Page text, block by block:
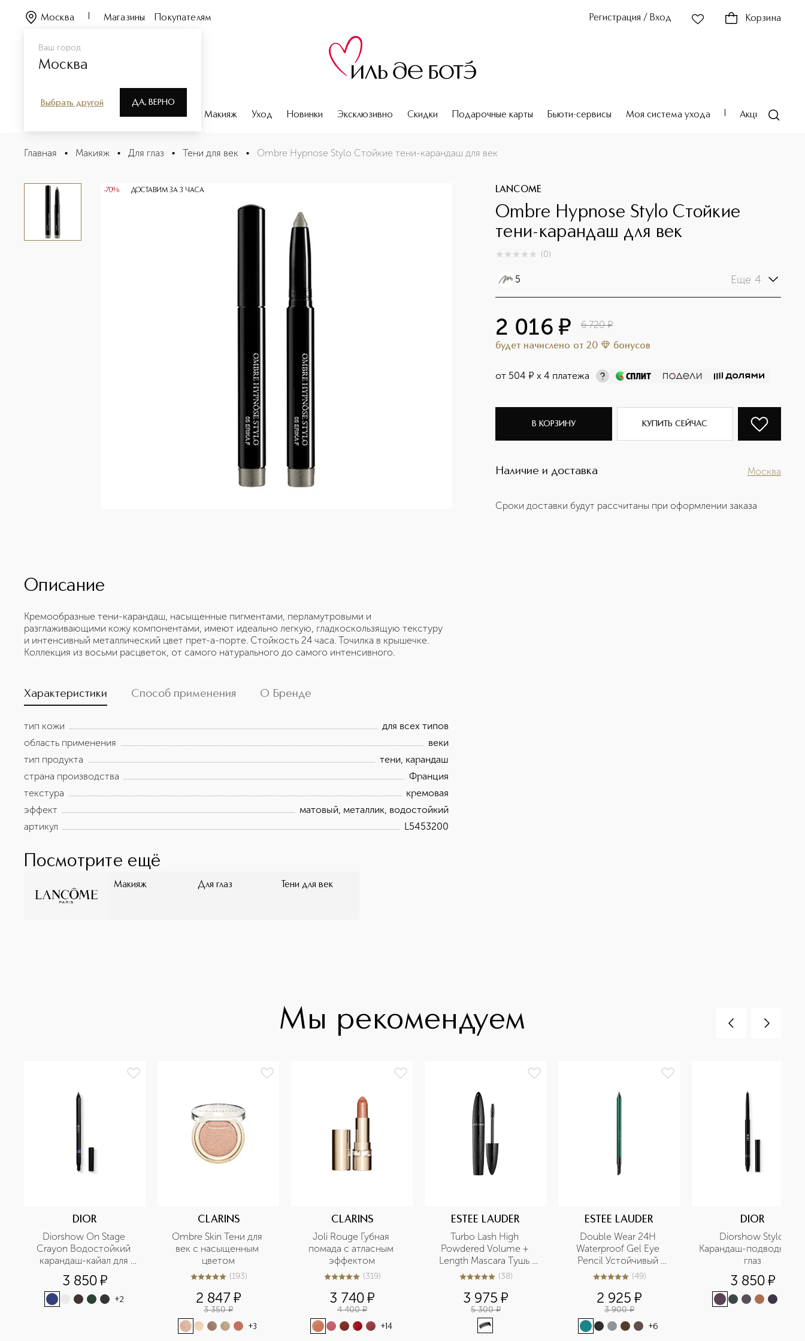
Ваш город
Москва
Выбрать другой ДА, ВЕРНО
Москва Магазины Покупателям Регистрация / Вход Корзина
Парфюмерия Макияж Уход Новинки Эксклюзивно Скидки Подарочные карты Бьюти-сервисы Моя система ухода Акции
Ombre Hypnose Stylo Стойкие тени-карандаш для век
Описание
Главная • Макияж • Для глаз • Тени для век • Ombre Hypnose Stylo Стойкие тени-карандаш для век
-70% ДОСТАВИМ ЗА 3 ЧАСА LANCOME
Ombre Hypnose Stylo Стойкие
тени-карандаш для век
0из 0 (0)
5 Еще 4
2 016 ¤ 6 720 ¤
будет начислено от 20 бонусов
от 504 ¤ х 4 платежа
В КОРЗИНУ КУПИТЬ СЕЙЧАС
Наличие и доставка Москва
Сроки доставки будут рассчитаны при оформлении заказа
Описание
Кремообразные тени-карандаш, насыщенные пигментами, перламутровыми и
разглаживающими кожу компонентами, имеют идеально легкую, гладкоскользящую текстуру
и интенсивный металлический цвет прет-а-порте. Стойкость 24 часа. Точилка в крышечке.
Коллекция из восьми расцветок, от самого натурального до самого интенсивного.
Характеристики Способ применения О Бренде
тип кожи
для всех типов
область применения
веки
тип продукта
тени, карандаш
страна производства
Франция
текстура
кремовая
эффект
матовый, металлик, водостойкий
артикул
L5453200
Посмотрите ещё
Макияж Для глаз Тени для век
Мы рекомендуем
DIOR
Diorshow On Stage
Crayon Водостойкий
карандаш-кайал для
глаз
3 850¤
+2
CLARINS
Ombre Skin Тени для
век с насыщенным
цветом
5из 5193 (193)
2 847¤
3 350 ¤
+3
CLARINS
Joli Rouge Губная
помада с атласным
эффектом
4.9из5319 (319)
3 740¤
4 400 ¤
+14
ESTEE LAUDER
Turbo Lash High
Powdered Volume +
Length Mascara Тушь
для ресниц
4.9из538 (38)
3 975 ¤
5 300 ¤
ESTEE LAUDER
Double Wear 24H
Waterproof Gel Eye
Pencil Устойчивый
гелевый карандаш для
5из 549 (49)
2 925 ¤
3 900 ¤
+6
DIOR
Diorshow Stylo
Карандаш-подводка
глаз
3 850¤